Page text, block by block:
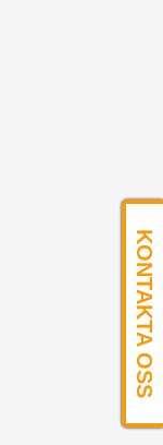
KONTAKTA OSS